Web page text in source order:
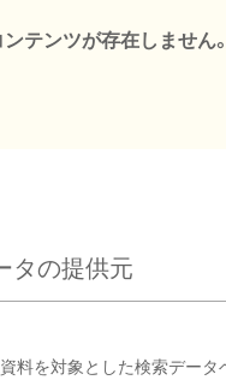
テンツが存在しません。
タの提供元
料を対象とした検索データ